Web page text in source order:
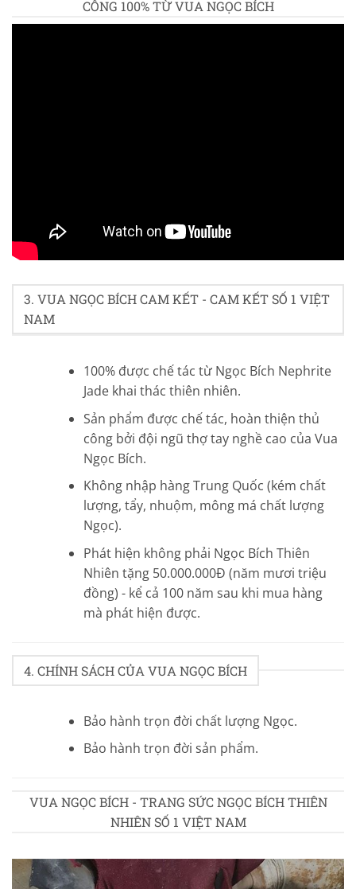
CÔNG 100% TỪ VUA NGỌC BÍCH
4.9/5 - (10 bình chọn)
3. VUA NGỌC BÍCH CAM KẾT - CAM KẾT SỐ 1 VIỆT
NAM
100% được chế tác từ Ngọc Bích Nephrite
Jade khai thác thiên nhiên.
Sản phẩm được chế tác, hoàn thiện thủ
công bởi đội ngũ thợ tay nghề cao của Vua
Ngọc Bích.
Không nhập hàng Trung Quốc (kém chất
lượng, tẩy, nhuộm, mông má chất lượng
Ngọc).
Phát hiện không phải Ngọc Bích Thiên
Nhiên tặng 50.000.000Đ (năm mươi triệu
đồng) - kể cả 100 năm sau khi mua hàng
mà phát hiện được.
4. CHÍNH SÁCH CỦA VUA NGỌC BÍCH
Bảo hành trọn đời chất lượng Ngọc.
Bảo hành trọn đời sản phẩm.
VUA NGỌC BÍCH - TRANG SỨC NGỌC BÍCH THIÊN
NHIÊN SỐ 1 VIỆT NAM